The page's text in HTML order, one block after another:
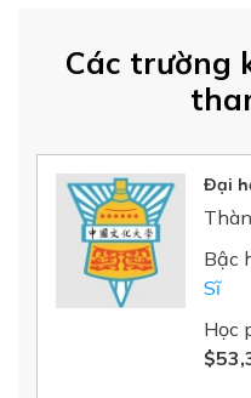
Các trường
Đại
Bậc
Sĩ
Học